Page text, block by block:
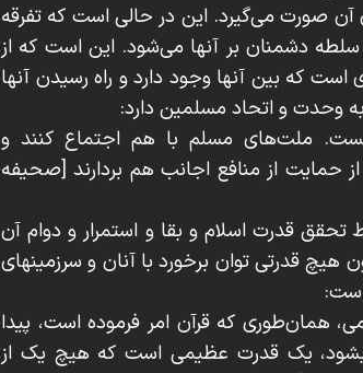
صورت می‌گیرد. این در حالی است که تفرقه
دشمنان بر آنها می‌شود. این است که از
است که بین آنها وجود دارد و راه رسیدن آنها
وحدت و اتحاد مسلمین دارد:
ملت‌های مسلم با هم اجتماع کنند و
حمایت از منافع اجانب هم بردارند [صحیفه
قدرت اسلام و بقا و استمرار و دوام آن
قدرتی توان برخورد با آنان و سرزمینهای
همان‌طوری که قرآن امر فرموده است، پیدا
بشود، یک قدرت عظیمی است که هیچ یک از